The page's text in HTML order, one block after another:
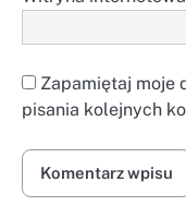
Zapamiętaj moje
pisania kolejnych